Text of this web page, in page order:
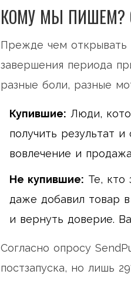
КОМУ МЫ ПИШЕМ?
Прежде чем открывать
завершения периода
разные боли, разные
Купившие: Люди,
получить результат
вовлечение и
Не купившие: Те, кто
даже добавил товар
и вернуть доверие.
Согласно опросу
постзапуска, но лишь